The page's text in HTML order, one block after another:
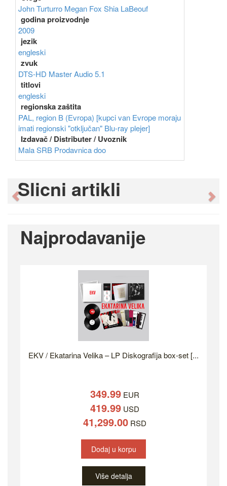
John Turturro Megan Fox Shia LaBeouf
godina proizvodnje
2009
jezik
engleski
zvuk
DTS-HD Master Audio 5.1
titlovi
engleski
regionska zaštita
PAL, region B (Evropa) [kupci van Evrope moraju
imati regionski "otključan" Blu-ray plejer]
Izdavač / Distributer / Uvoznik
Mala SRB Prodavnica doo
Slicni artikli
Previous
Najprodavanije
EKV / Ekatarina Velika – LP Diskografija box-set [...
349.99 EUR
419.99 USD
41,299.00 RSD
Dodaj u korpu
Više detalja